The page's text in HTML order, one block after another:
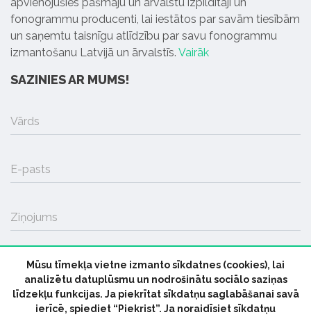
apvienojušies pašmāju un ārvalstu izpildītāji un
fonogrammu producenti, lai iestātos par savām tiesībām
un saņemtu taisnīgu atlīdzību par savu fonogrammu
izmantošanu Latvijā un ārvalstīs. Vairāk
SAZINIES AR MUMS!
Vārds
E-pasts
Ziņojums
SŪTĪT
Mūsu tīmekļa vietne izmanto sīkdatnes (cookies), lai
analizētu datuplūsmu un nodrošinātu sociālo saziņas
līdzekļu funkcijas. Ja piekrītat sīkdatņu saglabāšanai savā
ierīcē, spiediet “Piekrist”. Ja noraidīsiet sīkdatņu